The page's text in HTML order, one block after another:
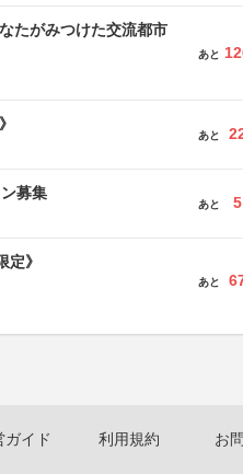
たがみつけた交流都市
あと
あと
募集
あと 5
》
あと
ガイド 利用規約 お